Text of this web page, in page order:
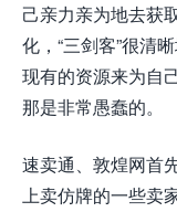
己亲力亲为地去获
化，“三剑客”很清
现有的资源来为自
那是非常愚蠢的。
速卖通、敦煌网首
上卖仿牌的一些卖